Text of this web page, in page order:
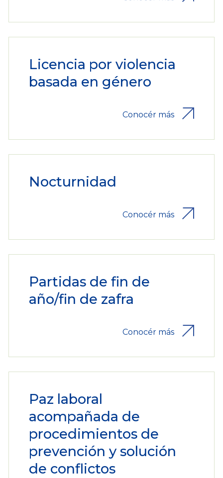
Licencia por violencia
basada en género
Conocér más
Nocturnidad
Conocér más
Partidas de fin de
año/fin de zafra
Conocér más
Paz laboral
acompañada de
procedimientos de
prevención y solución
de conflictos